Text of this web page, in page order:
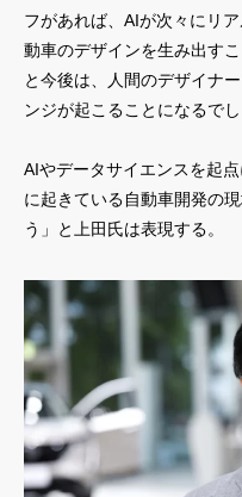
フがあれば、AIが次々にリ
動車のデザインを生み出す
と今後は、人間のデザイナ
ンジが起こることになるでし
AIやデータサイエンスを起
に起きている自動車開発の
う」と上田氏は表現する。